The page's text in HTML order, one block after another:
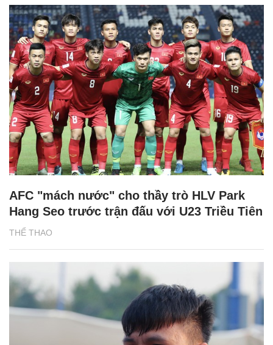
THỂ THAO
AFC "mách nước" cho thầy trò HLV Park
Hang Seo trước trận đấu với U23 Triều Tiên